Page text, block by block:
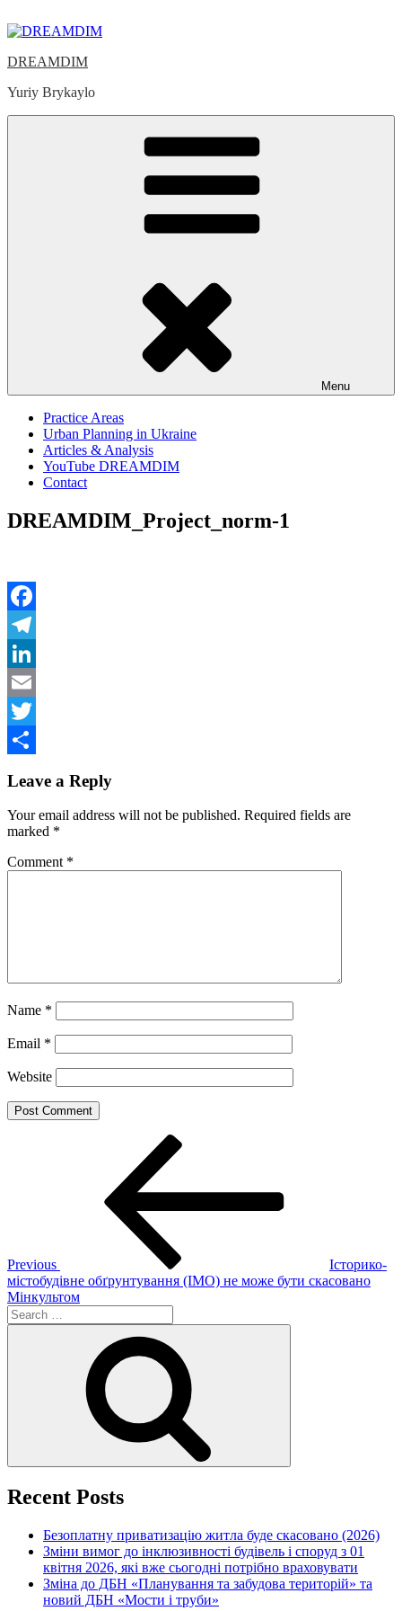
to
DREAMDIM
Yuriy Brykaylo
Menu
Practice Areas
Urban Planning in Ukraine
Articles & Analysis
YouTube DREAMDIM
Contact
DREAMDIM_Project_norm-1
Facebook
Telegram
LinkedIn
Email
Twitter
Leave a Reply
Your email address will not be published. Required fields are
marked *
Comment *
Name *
Email *
Website
Previous
Історико-
містобудівне обґрунтування (ІМО) не може бути скасовано
Мінкультом
Search
for:
Recent Posts
Безоплатну приватизацію житла буде скасовано (2026)
Зміни вимог до інклюзивності будівель і споруд з 01
квітня 2026, які вже сьогодні потрібно враховувати
Зміна до ДБН «Планування та забудова територій» та
новий ДБН «Мости і труби»